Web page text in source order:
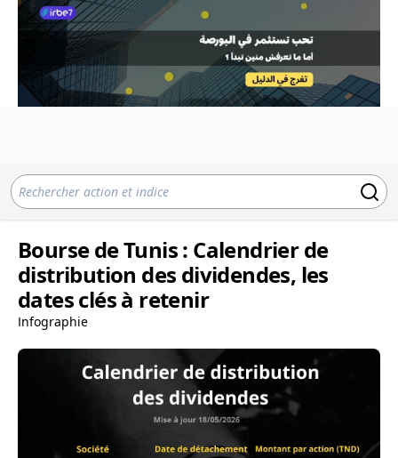
Bourse de Tunis : Calendrier de
distribution des dividendes, les
dates clés à retenir
Infographie